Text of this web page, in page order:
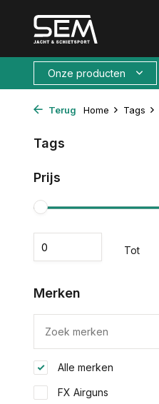
Onze producten
Terug Home Tags
Tags
Prijs
Tot
Merken
Alle merken
FX Airguns